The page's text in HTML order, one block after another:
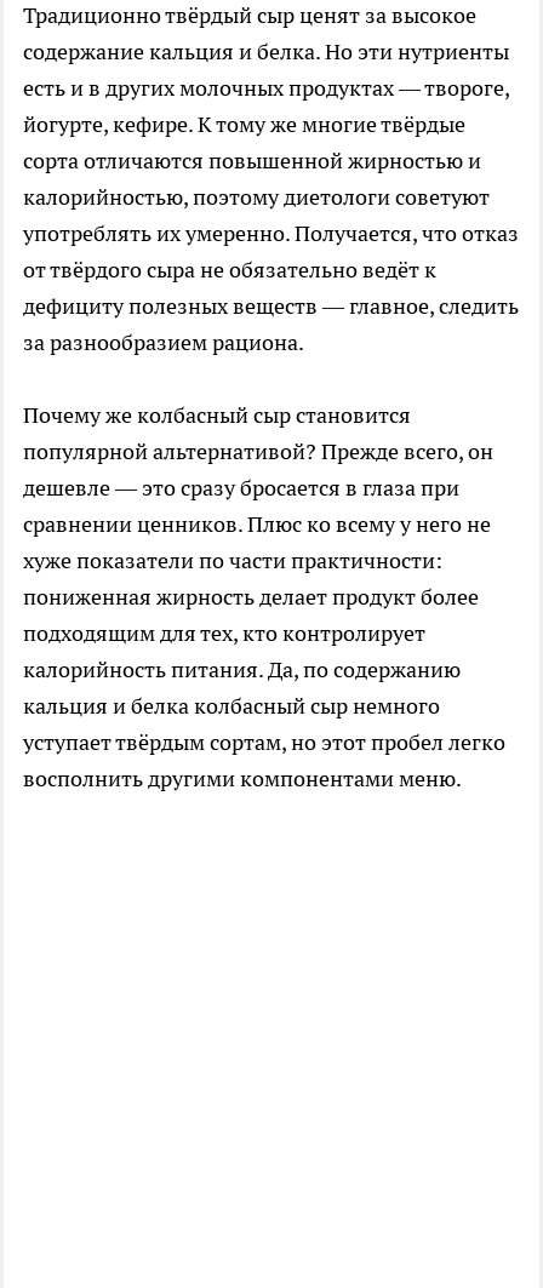
Традиционно твёрдый сыр ценят за высокое
содержание кальция и белка. Но эти нутриенты
есть и в других молочных продуктах — твороге,
йогурте, кефире. К тому же многие твёрдые
сорта отличаются повышенной жирностью и
калорийностью, поэтому диетологи советуют
употреблять их умеренно. Получается, что отказ
от твёрдого сыра не обязательно ведёт к
дефициту полезных веществ — главное, следить
за разнообразием рациона.
Почему же колбасный сыр становится
популярной альтернативой? Прежде всего, он
дешевле — это сразу бросается в глаза при
сравнении ценников. Плюс ко всему у него не
хуже показатели по части практичности:
пониженная жирность делает продукт более
подходящим для тех, кто контролирует
калорийность питания. Да, по содержанию
кальция и белка колбасный сыр немного
уступает твёрдым сортам, но этот пробел легко
восполнить другими компонентами меню.